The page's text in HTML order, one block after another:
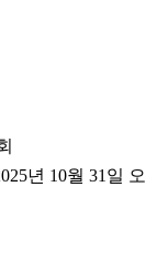
년 10월 31일 오